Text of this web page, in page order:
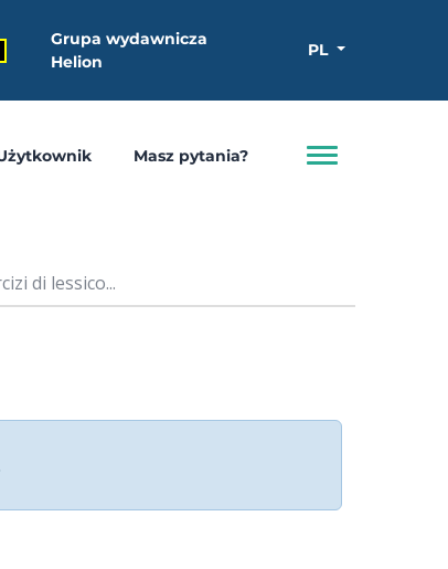
Grupa wydawnicza
Helion
PL
Masz pytania?
di lessico...